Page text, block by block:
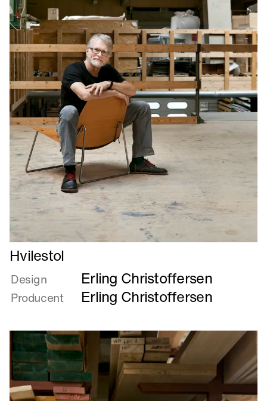
Læs
mere
om
Hvilestol
Hvilestol
Design Erling Christoffersen
Producent Erling Christoffersen